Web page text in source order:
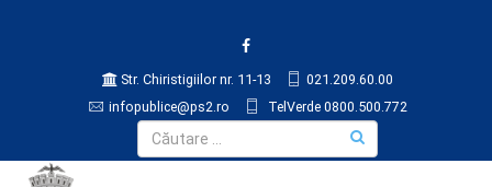
Str. Chiristigiilor nr. 11-13
021.209.60.00
infopublice@ps2.ro
TelVerde 0800.500.772